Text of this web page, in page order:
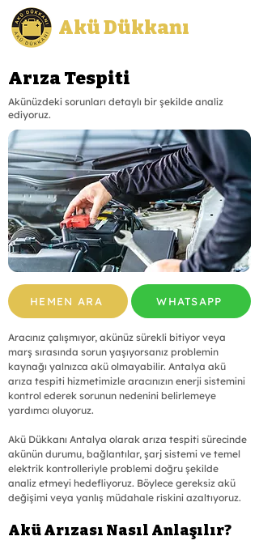
Akü Dükkanı
Arıza Tespiti
Akünüzdeki sorunları detaylı bir şekilde analiz
ediyoruz.
HEMEN ARA WHATSAPP
Aracınız çalışmıyor, akünüz sürekli bitiyor veya
marş sırasında sorun yaşıyorsanız problemin
kaynağı yalnızca akü olmayabilir. Antalya akü
arıza tespiti hizmetimizle aracınızın enerji sistemini
kontrol ederek sorunun nedenini belirlemeye
yardımcı oluyoruz.
Akü Dükkanı Antalya olarak arıza tespiti sürecinde
akünün durumu, bağlantılar, şarj sistemi ve temel
elektrik kontrolleriyle problemi doğru şekilde
analiz etmeyi hedefliyoruz. Böylece gereksiz akü
değişimi veya yanlış müdahale riskini azaltıyoruz.
Akü Arızası Nasıl Anlaşılır?